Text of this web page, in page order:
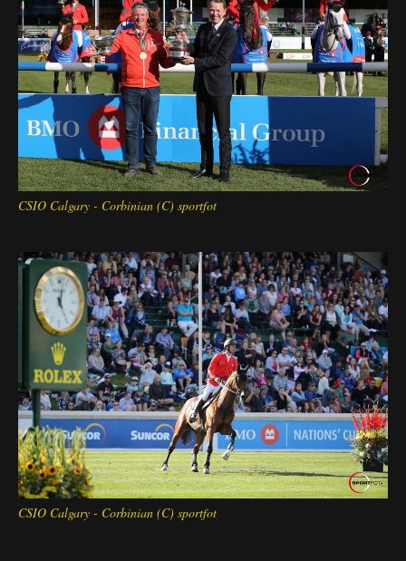
CSIO Calgary - Corbinian (C) sportfot
CSIO Calgary - Corbinian (C) sportfot